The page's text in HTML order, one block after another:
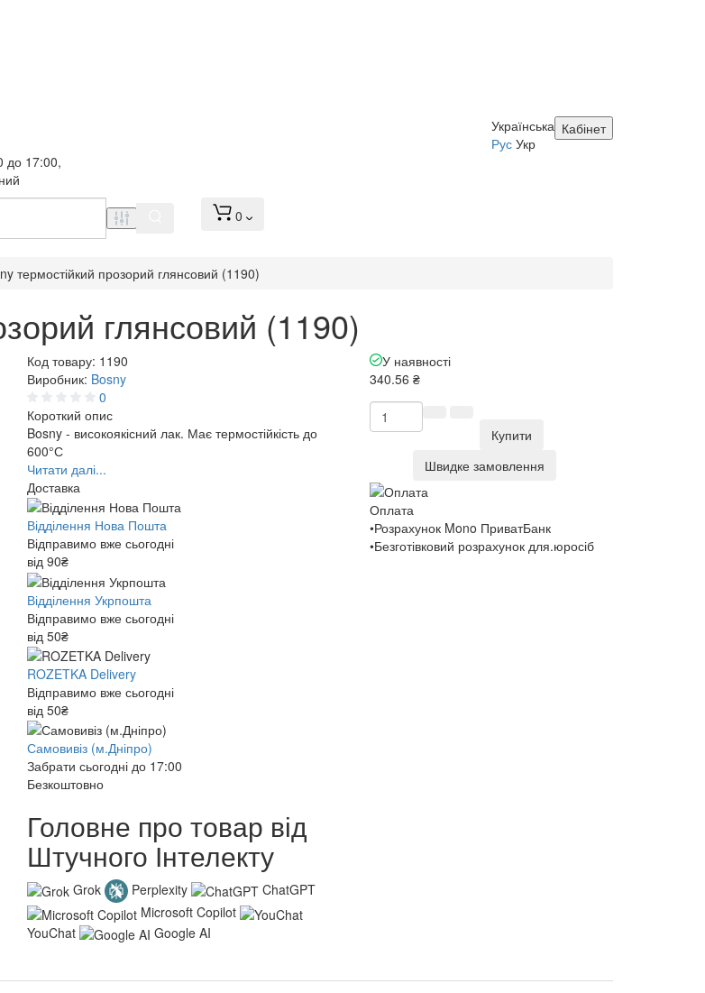
Кабінет
Українська
Рус Укр
до 17:00,
0
термостійкий прозорий глянсовий (1190)
глянсовий (1190)
Код товару: 1190
Виробник: Bosny
0
Короткий опис
Bosny - високоякісний лак. Має термостійкість до
600°С
Читати далі...
Доставка
Відділення Нова Пошта
Відправимо вже сьогодні
від 90₴
Відділення Укрпошта
Відправимо вже сьогодні
від 50₴
ROZETKA Delivery
Відправимо вже сьогодні
від 50₴
Самовивіз (м.Дніпро)
Забрати сьогодні до 17:00
Безкоштовно
Головне про товар від
Штучного Інтелекту
Grok Perplexity
ChatGPT
Microsoft Copilot
YouChat
Google AI
У наявності
340.56 ₴
Купити
Швидке замовлення
Оплата
•Розрахунок Mono ПриватБанк
•Безготівковий розрахунок для.юросіб